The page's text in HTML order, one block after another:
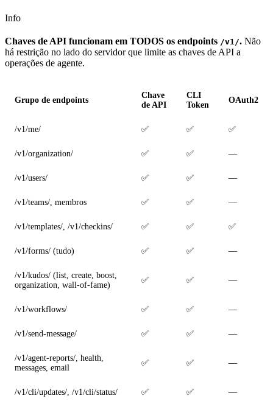
Info
Chaves de API funcionam em TODOS os endpoints /v1/. Não
há restrição no lado do servidor que limite as chaves de API a
operações de agente.
Grupo de endpoints
Chave
de API
CLI
Token
OAuth2
/v1/me/ ✅ ✅ ✅
/v1/organization/ ✅ ✅ —
/v1/users/ ✅ ✅ —
/v1/teams/, membros ✅ ✅ —
/v1/templates/, /v1/checkins/ ✅ ✅ ✅
/v1/forms/ (tudo) ✅ ✅ —
/v1/kudos/ (list, create, boost,
organization, wall-of-fame)
✅ ✅ —
/v1/workflows/ ✅ ✅ —
/v1/send-message/ ✅ ✅ —
/v1/agent-reports/, health,
messages, email
✅ ✅ —
/v1/cli/updates/, /v1/cli/status/ ✅ ✅ —